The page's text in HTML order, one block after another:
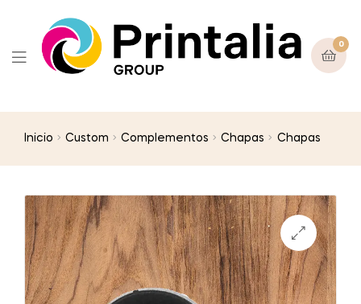
0
Inicio Custom Complementos Chapas Chapas